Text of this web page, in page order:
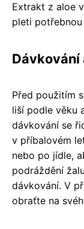
Extrakt z aloe
pleti
Dávkování
Před použitím
liší podle věku
dávkování se
v příbalovém
nebo po jídle,
podráždění
dávkování. V
obraťte na